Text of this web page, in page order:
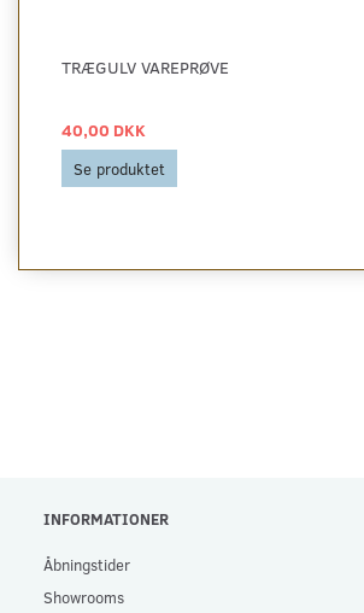
TRÆGULV VAREPRØVE
40,00 DKK
Se produktet
INFORMATIONER
Åbningstider
Showrooms